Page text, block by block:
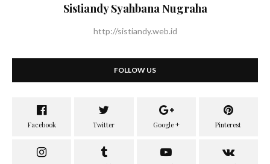
Sistiandy Syahbana Nugraha
http://sistiandy.web.id
FOLLOW US